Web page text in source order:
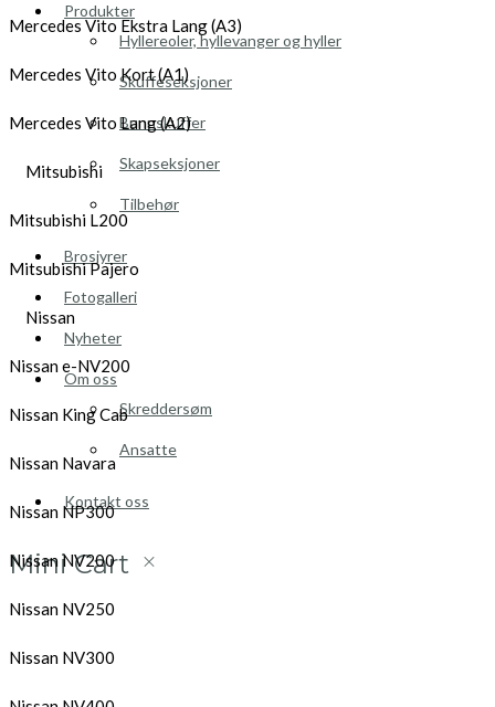
Produkter
Hyllereoler, hyllevanger og hyller
Skuffeseksjoner
Bunnskuffer
Skapseksjoner
Tilbehør
Brosjyrer
Fotogalleri
Nyheter
Om oss
Skreddersøm
Ansatte
Kontakt oss
Mini Cart
Mercedes Vito Ekstra Lang (A3)
Mercedes Vito Kort (A1)
Mercedes Vito Lang (A2)
Mitsubishi
Mitsubishi L200
Mitsubishi Pajero
Nissan
Nissan e-NV200
Nissan King Cab
Nissan Navara
Nissan NP300
Nissan NV200
Nissan NV250
Nissan NV300